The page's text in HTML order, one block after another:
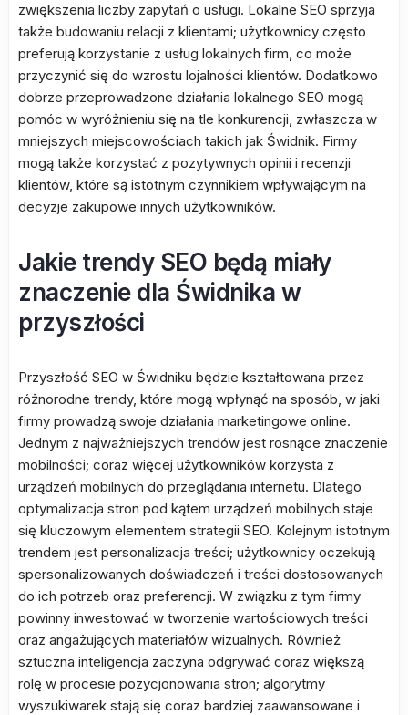
zwiększenia liczby zapytań o usługi. Lokalne SEO sprzyja
także budowaniu relacji z klientami; użytkownicy często
preferują korzystanie z usług lokalnych firm, co może
przyczynić się do wzrostu lojalności klientów. Dodatkowo
dobrze przeprowadzone działania lokalnego SEO mogą
pomóc w wyróżnieniu się na tle konkurencji, zwłaszcza w
mniejszych miejscowościach takich jak Świdnik. Firmy
mogą także korzystać z pozytywnych opinii i recenzji
klientów, które są istotnym czynnikiem wpływającym na
decyzje zakupowe innych użytkowników.
Jakie trendy SEO będą miały
znaczenie dla Świdnika w
przyszłości
Przyszłość SEO w Świdniku będzie kształtowana przez
różnorodne trendy, które mogą wpłynąć na sposób, w jaki
firmy prowadzą swoje działania marketingowe online.
Jednym z najważniejszych trendów jest rosnące znaczenie
mobilności; coraz więcej użytkowników korzysta z
urządzeń mobilnych do przeglądania internetu. Dlatego
optymalizacja stron pod kątem urządzeń mobilnych staje
się kluczowym elementem strategii SEO. Kolejnym istotnym
trendem jest personalizacja treści; użytkownicy oczekują
spersonalizowanych doświadczeń i treści dostosowanych
do ich potrzeb oraz preferencji. W związku z tym firmy
powinny inwestować w tworzenie wartościowych treści
oraz angażujących materiałów wizualnych. Również
sztuczna inteligencja zaczyna odgrywać coraz większą
rolę w procesie pozycjonowania stron; algorytmy
wyszukiwarek stają się coraz bardziej zaawansowane i